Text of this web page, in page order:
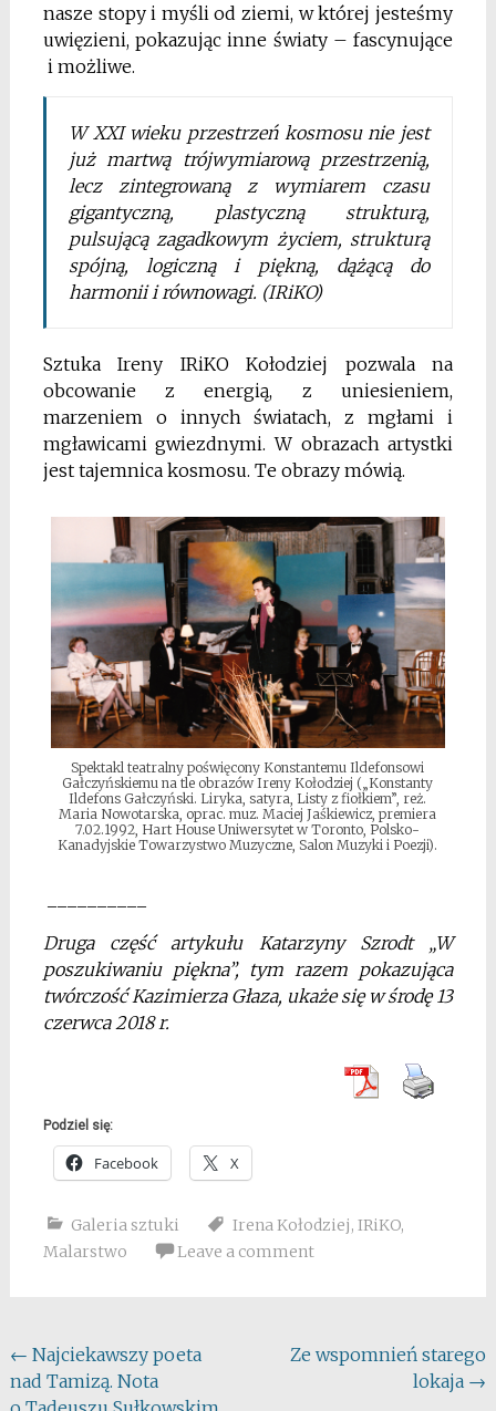
nasze stopy i myśli od ziemi, w której jesteśmy
uwięzieni, pokazując inne światy – fascynujące
i możliwe.
W XXI wieku przestrzeń kosmosu nie jest
już martwą trójwymiarową przestrzenią,
lecz zintegrowaną z wymiarem czasu
gigantyczną, plastyczną strukturą,
pulsującą zagadkowym życiem, strukturą
spójną, logiczną i piękną, dążącą do
harmonii i równowagi. (IRiKO)
Sztuka Ireny IRiKO Kołodziej pozwala na
obcowanie z energią, z uniesieniem,
marzeniem o innych światach, z mgłami i
mgławicami gwiezdnymi. W obrazach artystki
jest tajemnica kosmosu. Te obrazy mówią.
Spektakl teatralny poświęcony Konstantemu Ildefonsowi
Gałczyńskiemu na tle obrazów Ireny Kołodziej („Konstanty
Ildefons Gałczyński. Liryka, satyra, Listy z fiołkiem”, reż.
Maria Nowotarska, oprac. muz. Maciej Jaśkiewicz, premiera
7.02.1992, Hart House Uniwersytet w Toronto, Polsko-
Kanadyjskie Towarzystwo Muzyczne, Salon Muzyki i Poezji).
Druga część artykułu Katarzyny Szrodt „W
poszukiwaniu piękna”, tym razem pokazująca
twórczość Kazimierza Głaza, ukaże się w środę 13
czerwca 2018 r.
Podziel się:
Facebook X
Galeria sztuki Irena Kołodziej, IRiKO,
Malarstwo
Leave a comment
Post
navigation
← Najciekawszy poeta
nad Tamizą. Nota
Ze wspomnień starego
lokaja →